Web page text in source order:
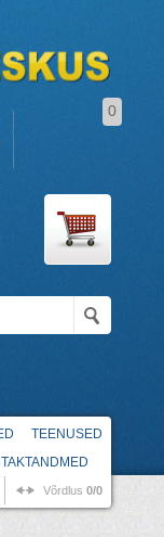
0
TEENUSED
Võrdlus 0/0